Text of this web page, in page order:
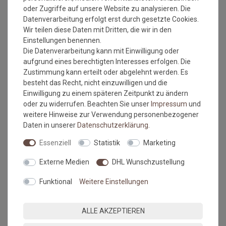
Außenbereich
Made in Europe
Mindestbestellmaß: 1 qm
Maximales Bestellmaß: 10x2 m
Wichtiger Hinweis:
Es handelt sich hierbei um Rollenware, die nach Ihrem
Wunschmass zugeschnitten wird. Diese wird
ohne Umrandung geliefert und wird bei dem Produkt
auch nicht benötigt, da diese Matte schnittfest ist.
Flusenbildung am Anfang ist normal und kommt vom
Zuschnitt und stellt keinen Reklamationsgrund dar.
völlig normal. Sonderanfertigungen im Wunschmaß
Farbabweichungen zwischen Bildschirmfoto und
ein Muster anzufordern.
MEHR INFORMATIONEN ZUM EU VERANTWORTLICHEN »
oder Zugriffe auf unsere Website zu analysieren. Die
Datenverarbeitung erfolgt erst durch gesetzte Cookies.
Wir teilen diese Daten mit Dritten, die wir in den
Einstellungen benennen.
Die Datenverarbeitung kann mit Einwilligung oder
aufgrund eines berechtigten Interesses erfolgen. Die
Zustimmung kann erteilt oder abgelehnt werden. Es
besteht das Recht, nicht einzuwilligen und die
Einwilligung zu einem späteren Zeitpunkt zu ändern
oder zu widerrufen. Beachten Sie unserImpressum und
weitere Hinweise zur Verwendung personenbezogener
Daten in unsererDaten­schutz­erklärung
Essenziell Statistik Marketing
Externe Medien DHL Wunschzustellung
Funktional Weitere Einstellungen
ALLE AKZEPTIEREN